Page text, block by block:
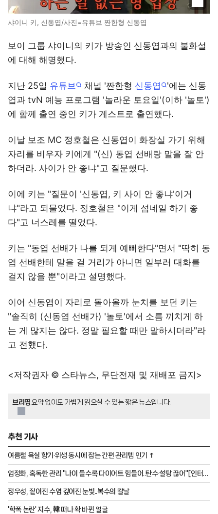
샤이니 키, 신동엽/사진=유튜브 짠한형 신동엽
보이 그룹 샤이니의 키가 방송인 신동엽과의 불화설
에 대해 해명했다.
지난 25일 유튜브 채널 '짠한형 신동엽
'에는 신동
엽과 tvN 예능 프로그램 '놀라운 토요일'(이하 '놀토')
에 함께 출연 중인 키가 게스트로 출연했다.
이날 보조 MC 정호철은 신동엽이 화장실 가기 위해
자리를 비우자 키에게 "(신) 동엽 선배랑 말을 잘 안
하더라. 사이가 안 좋냐"고 질문했다.
이에 키는 "질문이 '신동엽, 키 사이 안 좋냐'이거
냐"라고 되물었다. 정호철은 "이게 섬네일 하기 좋
다"고 너스레를 떨었다.
키는 "동엽 선배가 나를 되게 예뻐한다"면서 "딱히 동
엽 선배한테 말을 걸 거리가 아니면 일부러 대화를
걸지 않을 뿐"이라고 설명했다.
이어 신동엽이 자리로 돌아올까 눈치를 보던 키는
"솔직히 (신동엽 선배가) '놀토'에서 소름 끼치게 하
는 게 많지는 않다. 정말 필요할 때만 말하시더라"라
고 전했다.
<저작권자 © 스타뉴스, 무단전재 및 재배포 금지>
브리핑 요약 없이도 가볍게 읽으실 수 있는 짧은 뉴스입니다.
추천 기사
여름철 욕실 향기·위생 동시에 잡는 간편 관리템 인기 ↑
엄정화, 혹독한 관리 "나이 들수록 다이어트 힘들어..탄수·설탕 끊어"[인터뷰
③]
정우성, 짙어진 수염 깊어진 눈빛..복수의 칼날
'학폭 논란' 지수, 韓 떠나 확 바뀐 얼굴